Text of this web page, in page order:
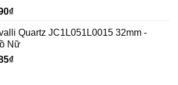
₫
Quartz JC1L051L0015 32mm -
Nữ
₫